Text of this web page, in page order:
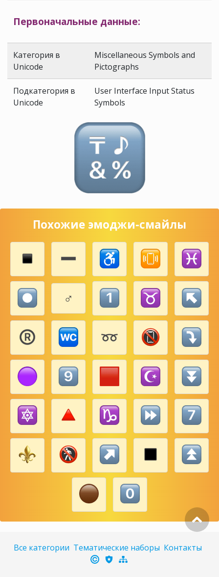
Первоначальные данные:
Категория в
Unicode
Miscellaneous Symbols and
Pictographs
Подкатегория в
Unicode
User Interface Input Status
Symbols
Похожие эмоджи-смайлы
♂️
Все категории Тематические наборы Контакты